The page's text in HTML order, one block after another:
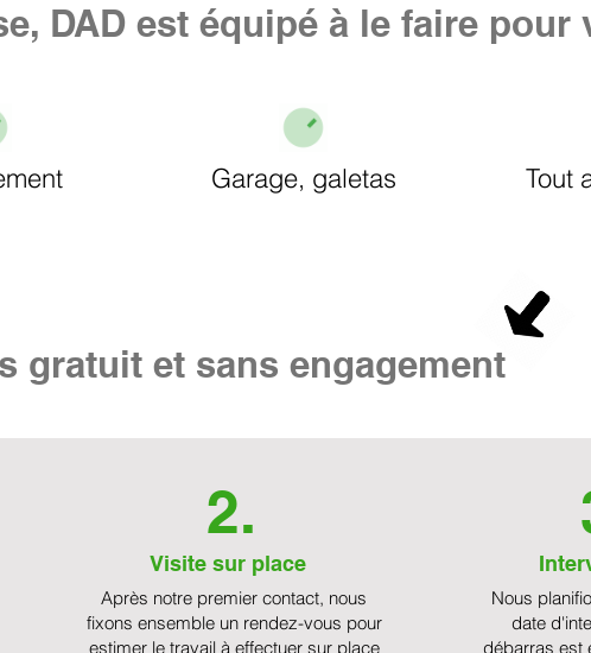
DAD est équipé à le faire pour
Garage, galetas Tout
gratuit et sans engagement
2.
Visite sur place
Après notre premier contact, nous
fixons ensemble un rendez-vous pour
estimer le travail à effectuer sur place
Nous
date
débarras est